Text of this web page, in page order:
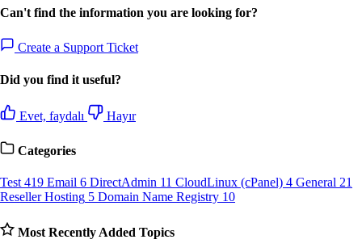
Can't find the information you are looking for?
Create a Support Ticket
Did you find it useful?
Evet, faydalı Hayır
Categories
Test 419 Email 6 DirectAdmin 11 CloudLinux (cPanel) 4 General 21
Reseller Hosting 5 Domain Name Registry 10
Most Recently Added Topics